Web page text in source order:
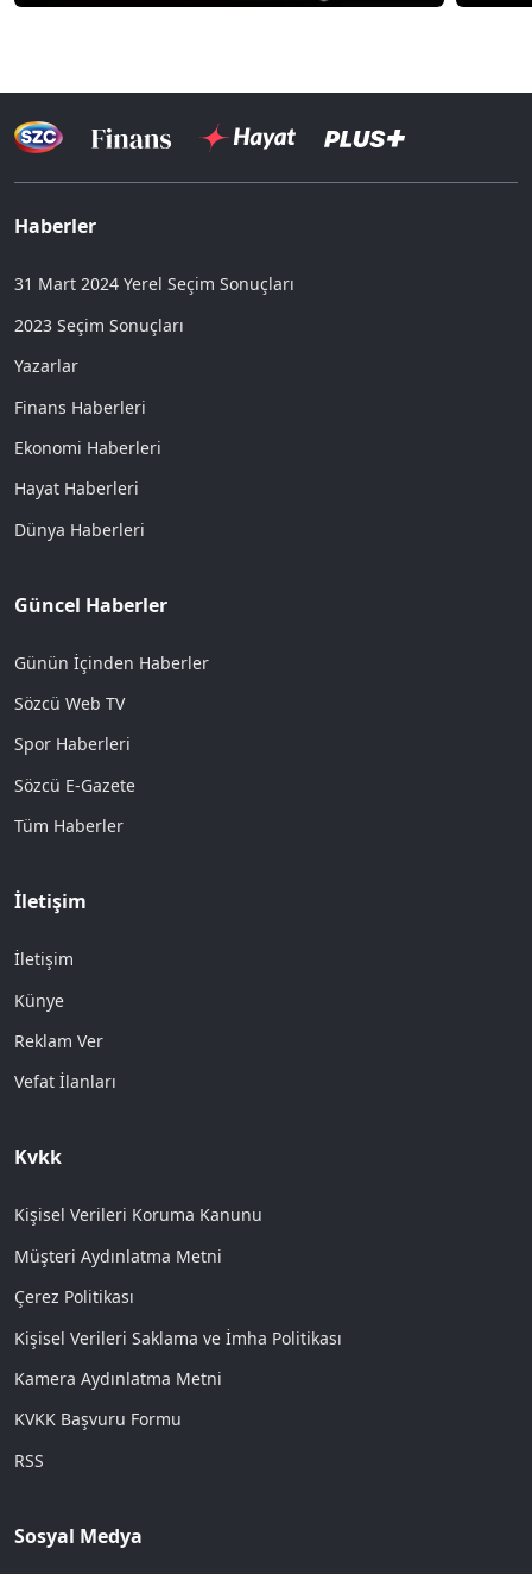
Haberler
31 Mart 2024 Yerel Seçim Sonuçları
2023 Seçim Sonuçları
Yazarlar
Finans Haberleri
Ekonomi Haberleri
Hayat Haberleri
Dünya Haberleri
Güncel Haberler
Günün İçinden Haberler
Sözcü Web TV
Spor Haberleri
Sözcü E-Gazete
Tüm Haberler
İletişim
İletişim
Künye
Reklam Ver
Vefat İlanları
Kvkk
Kişisel Verileri Koruma Kanunu
Müşteri Aydınlatma Metni
Çerez Politikası
Kişisel Verileri Saklama ve İmha Politikası
Kamera Aydınlatma Metni
KVKK Başvuru Formu
RSS
Sosyal Medya